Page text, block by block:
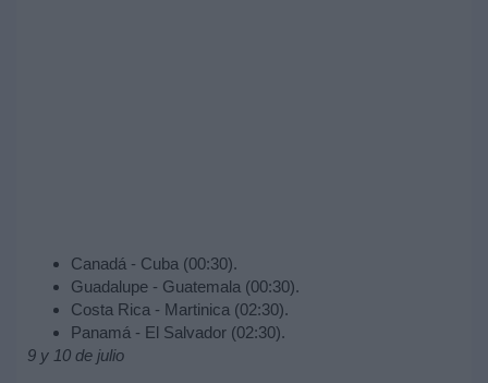
Canadá - Cuba (00:30).
Guadalupe - Guatemala (00:30).
Costa Rica - Martinica (02:30).
Panamá - El Salvador (02:30).
9 y 10 de julio